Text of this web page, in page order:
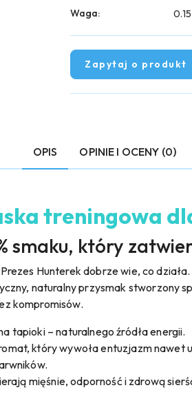
Waga:
Zapytaj o produkt
OPIS OPINIE I OCENY (0)
treningowa
smaku, który
Hunterek dobrze wie, co działa.
naturalny przysmak stworzony
kompromisów.
tapioki – naturalnego źródła energii.
który wywoła entuzjazm nawet
mięśnie, odporność i zdrową